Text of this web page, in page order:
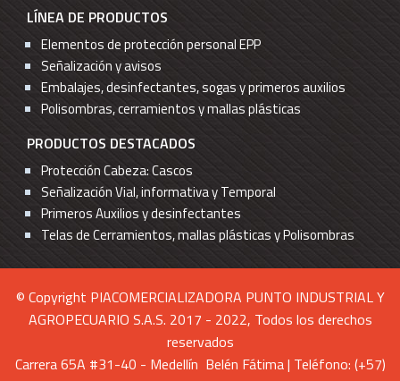
LÍNEA DE PRODUCTOS
Elementos de protección personal EPP
Señalización y avisos
Embalajes, desinfectantes, sogas y primeros auxilios
Polisombras, cerramientos y mallas plásticas
PRODUCTOS DESTACADOS
Protección Cabeza: Cascos
Señalización Vial, informativa y Temporal
Primeros Auxilios y desinfectantes
Telas de Cerramientos, mallas plásticas y Polisombras
© Copyright PIACOMERCIALIZADORA PUNTO INDUSTRIAL Y
AGROPECUARIO S.A.S. 2017 - 2022, Todos los derechos
reservados
Carrera 65A #31-40 - Medellín Belén Fátima | Teléfono: (+57)